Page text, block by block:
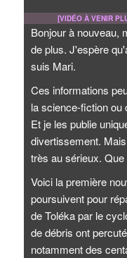
[VIDÉO À VENIR
Bonjour à nouveau,
de plus. J'espère
suis Mari.
Ces informations
la science-fiction ou
Et je les publie
divertissement.
très au sérieux.
Voici la première
poursuivent pour
de Toléka par le
de débris ont
notamment des